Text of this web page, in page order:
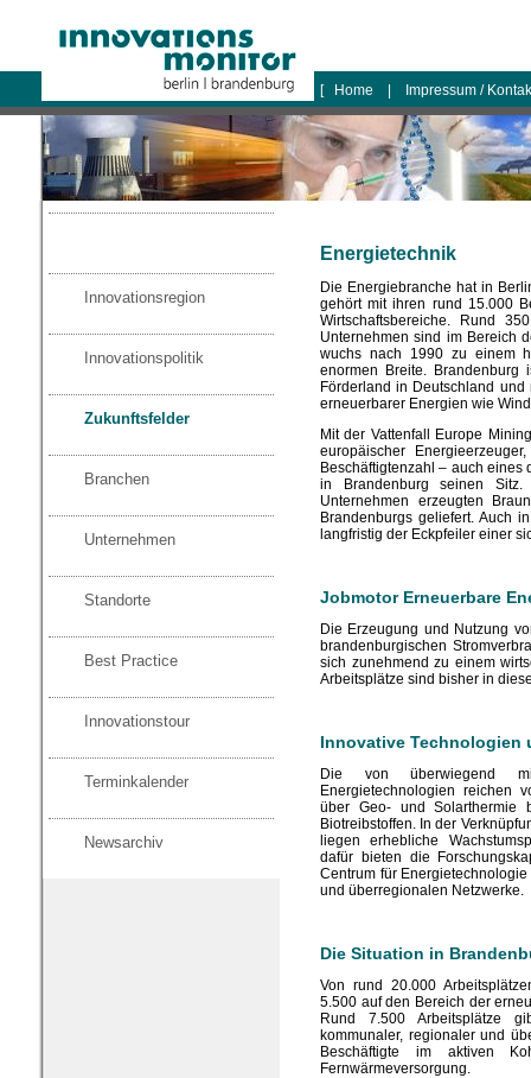
logo
[ Home Impressum /
Innovationsregion
Innovationspolitik
Zukunftsfelder
Branchen
Unternehmen
Standorte
Best Practice
Innovationstour
Terminkalender
Newsarchiv
Energietechnik
Die Energiebranche hat in
gehört mit ihren rund 15.000
Wirtschaftsbereiche. Rund
Unternehmen sind im Bereich
wuchs nach 1990 zu einem
enormen Breite. Brandenburg
Förderland in Deutschland
erneuerbarer Energien wie
Mit der Vattenfall Europe
europäischer
Beschäftigtenzahl – auch eines
in Brandenburg seinen
Unternehmen erzeugten
Brandenburgs geliefert. Auch
langfristig der Eckpfeiler einer
Jobmotor Erneuerbare
Die Erzeugung und Nutzung
brandenburgischen
sich zunehmend zu einem
Arbeitsplätze sind bisher in
Innovative Technologien
Die von überwiegend
Energietechnologien reichen
über Geo- und Solarthermie
Biotreibstoffen. In der
liegen erhebliche
dafür bieten die
Centrum für
und überregionalen Netzwerke.
Die Situation in
Von rund 20.000
5.500 auf den Bereich der
Rund 7.500 Arbeitsplätze
kommunaler, regionaler und
Beschäftigte im aktiven
Fernwärmeversorgung.